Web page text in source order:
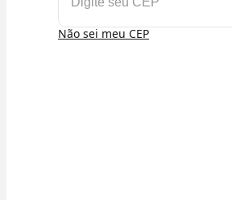
Não sei meu CEP